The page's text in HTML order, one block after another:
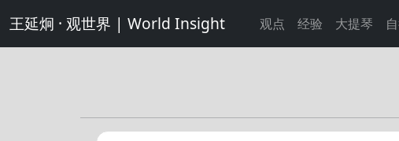
王延炯 · 观世界 | World Insight 观点 经验 大提琴